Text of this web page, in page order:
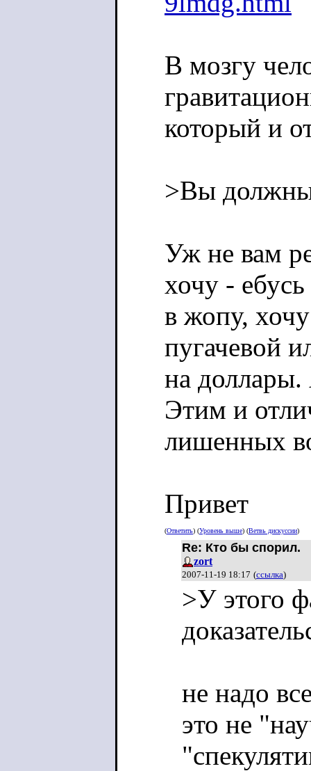
В мозгу
который и
>Вы должны
Уж не вам
хочу - ебусь
в жопу,
пугачевой
на доллары.
Этим и
лишенных
Привет
(Ответить) (Уровень выше) (Ветвь дискуссии)
Re: Кто бы спорил.
zort
2007-11-19 18:17 (ссылка)
>У этого
не надо
это не